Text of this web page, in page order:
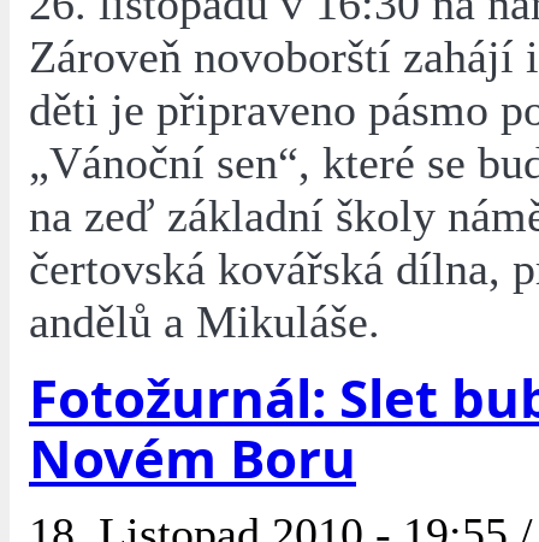
Zároveň novoborští zahájí
děti je připraveno pásmo
„Vánoční sen“, které se
na zeď základní školy
čertovská kovářská dílna,
andělů a Mikuláše.
Fotožurnál: Slet
Novém Boru